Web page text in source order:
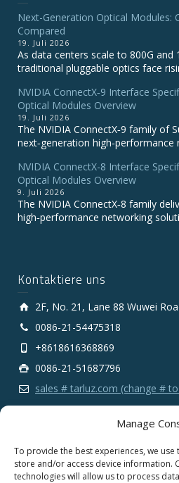
Manage
To provide the best experiences, we
store and/or access device information.
technologies will allow us to process
Next-Generation Optical Modules:
Compared
19. Juli 2026
As data centers scale to 800G and
traditional pluggable optics face
NVIDIA ConnectX‑9 Interface
Optical Modules Overview
19. Juli 2026
The NVIDIA ConnectX‑9 family of
next‑generation high‑performance
NVIDIA ConnectX-8 Interface
Optical Modules Overview
9. Juli 2026
The NVIDIA ConnectX‑8 family
high‑performance networking
Kontaktiere uns
2F, No. 21, Lane 88 Wuwei
0086-21-54475318
+8618616368869
0086-21-51687796
sales # tarluz.com (change # to